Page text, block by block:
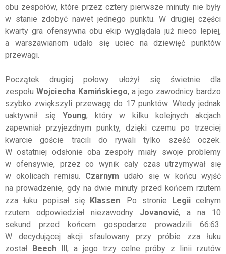
obu zespołów, które przez cztery pierwsze minuty nie były
w stanie zdobyć nawet jednego punktu. W drugiej części
kwarty gra ofensywna obu ekip wyglądała już nieco lepiej,
a warszawianom udało się uciec na dziewięć punktów
przewagi.
Początek drugiej połowy ułożył się świetnie dla
zespołu Wojciecha Kamińskiego, a jego zawodnicy bardzo
szybko zwiększyli przewagę do 17 punktów. Wtedy jednak
uaktywnił się Young, który w kilku kolejnych akcjach
zapewniał przyjezdnym punkty, dzięki czemu po trzeciej
kwarcie goście tracili do rywali tylko sześć oczek.
W ostatniej odsłonie oba zespoły miały swoje problemy
w ofensywie, przez co wynik cały czas utrzymywał się
w okolicach remisu. Czarnym udało się w końcu wyjść
na prowadzenie, gdy na dwie minuty przed końcem rzutem
zza łuku popisał się Klassen . Po stronie Legiicelnym
rzutem odpowiedział niezawodny Jovanović, a na 10
sekund przed końcem gospodarze prowadzili 66:63.
W decydującej akcji sfaulowany przy próbie zza łuku
został Beech III, a jego trzy celne próby z linii rzutów